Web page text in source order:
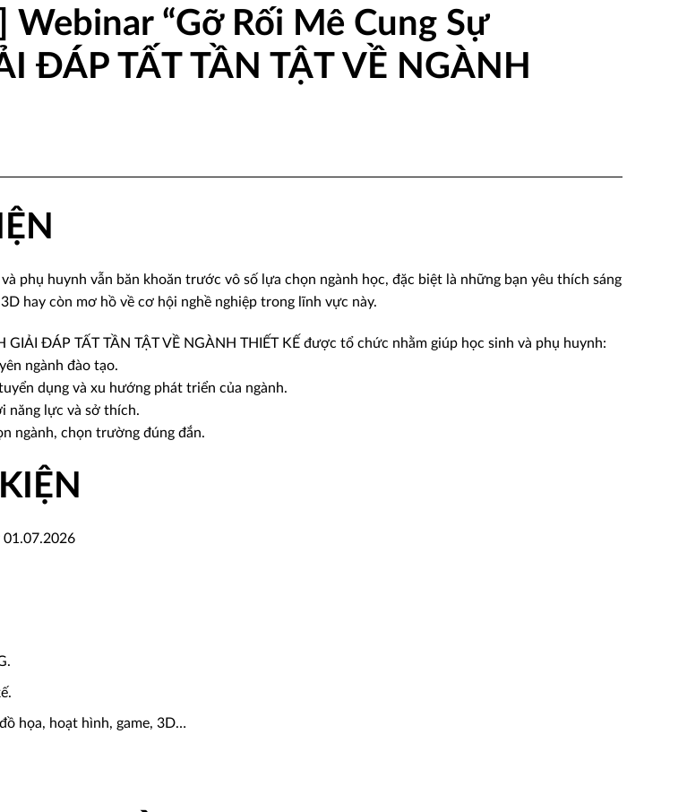
Webinar “Gỡ Rối Mê Cung Sự
ĐÁP TẤT TẦN TẬT VỀ NGÀNH
phụ huynh vẫn băn khoăn trước vô số lựa chọn ngành học, đặc biệt là những bạn yêu thích sáng
hay còn mơ hồ về cơ hội nghề nghiệp trong lĩnh vực này.
GIẢI ĐÁP TẤT TẦN TẬT VỀ NGÀNH THIẾT KẾ được tổ chức nhằm giúp học sinh và phụ huynh:
ngành đào tạo.
dụng và xu hướng phát triển của ngành.
năng lực và sở thích.
ngành, chọn trường đúng đắn.
01.07.2026
họa, hoạt hình, game, 3D…